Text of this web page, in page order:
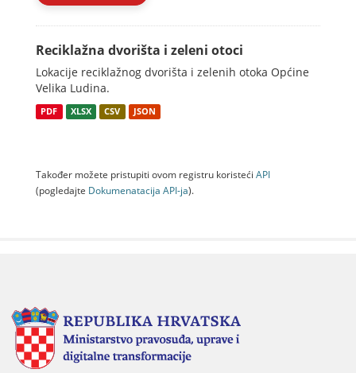
Reciklažna dvorišta i zeleni otoci
Lokacije reciklažnog dvorišta i zelenih otoka Općine
Velika Ludina.
PDF XLSX CSV JSON
Također možete pristupiti ovom registru koristeći API
(pogledajte Dokumenаtаcijа API-jа).